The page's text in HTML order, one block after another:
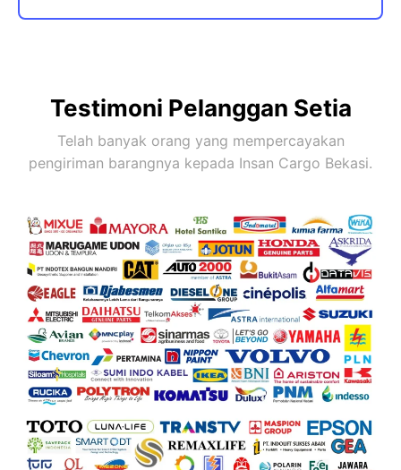
Testimoni Pelanggan Setia
Telah banyak orang yang mempercayakan
pengiriman barangnya kepada Insan Cargo Bekasi.